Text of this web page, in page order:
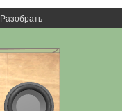
Разобрать